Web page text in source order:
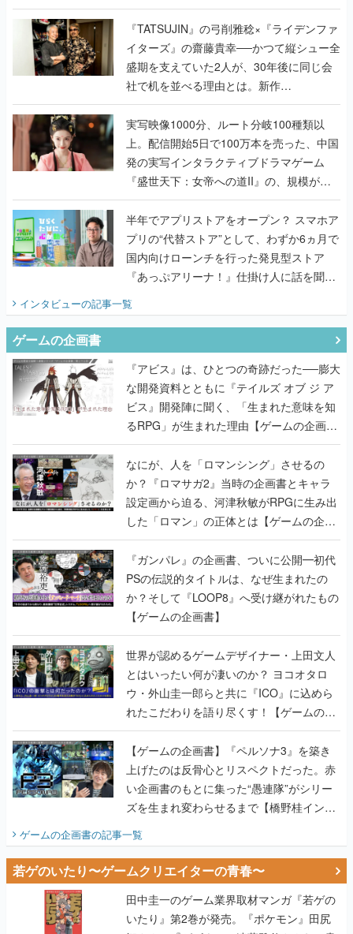
で作り込まれた理由を両ディレクターに聞
く
『TATSUJIN』の弓削雅稔×『ライデンファ
イターズ』の齋藤貴幸──かつて縦シュー全
盛期を支えていた2人が、30年後に同じ会
社で机を並べる理由とは。新作
『TATSUJIN EXTREME』で初タッグを組
んだレジェンド2人に訊く開発秘話
実写映像1000分、ルート分岐100種類以
上。配信開始5日で100万本を売った、中国
発の実写インタラクティブドラマゲーム
『盛世天下：女帝への道II』の、規模が違
うこだわりをプロデューサーに聞いた
半年でアプリストアをオープン？ スマホア
プリの“代替ストア”として、わずか6ヵ月で
国内向けローンチを行った発見型ストア
『あっぷアリーナ！』仕掛け人に話を聞い
インタビューの記事一覧
ゲームの企画書
『アビス』は、ひとつの奇跡だった──膨大
な開発資料とともに『テイルズ オブ ジ ア
ビス』開発陣に聞く、「生まれた意味を知
るRPG」が生まれた理由【ゲームの企画
書】
なにが、人を「ロマンシング」させるの
か？『ロマサガ2』当時の企画書とキャラ
設定画から迫る、河津秋敏がRPGに生み出
した「ロマン」の正体とは【ゲームの企画
書】
『ガンパレ』の企画書、ついに公開━初代
PSの伝説的タイトルは、なぜ生まれたの
か？そして『LOOP8』へ受け継がれたもの
【ゲームの企画書】
世界が認めるゲームデザイナー・上田文人
とはいったい何が凄いのか？ ヨコオタロ
ウ・外山圭一郎らと共に『ICO』に込めら
れたこだわりを語り尽くす！【ゲームの企
画書】
【ゲームの企画書】『ペルソナ3』を築き
上げたのは反骨心とリスペクトだった。赤
い企画書のもとに集った“愚連隊”がシリー
ズを生まれ変わらせるまで【橋野桂インタ
ゲームの企画書の記事一覧
若ゲのいたり〜ゲームクリエイターの青春〜
田中圭一のゲーム業界取材マンガ『若ゲの
いたり』第2巻が発売。『ポケモン』田尻